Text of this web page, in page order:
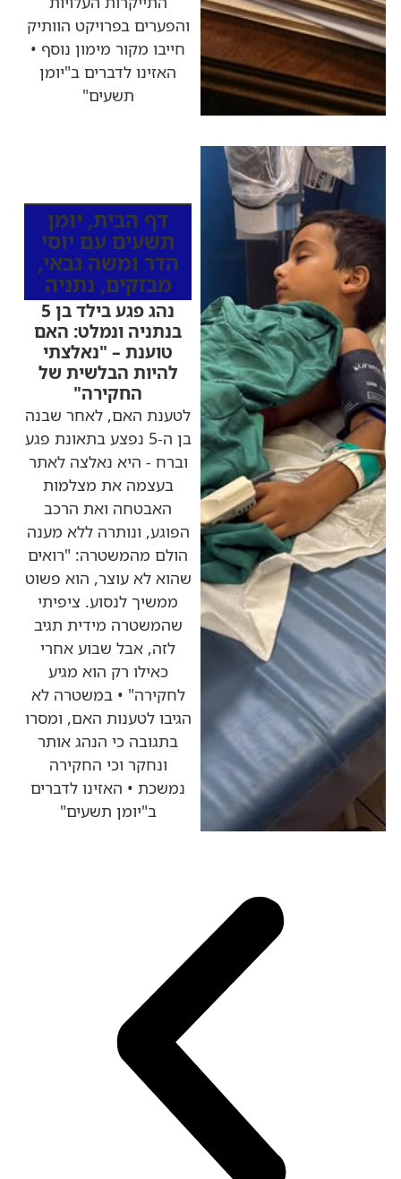
והפערים בפרויקט הוותיק
חייבו מקור מימון נוסף •
האזינו לדברים ב"יומן
תשעים"
דף הבית, יומן
תשעים עם יוסי
הדר ומשה גבאי,
מבזקים, נתניה
נהג פגע בילד בן 5
בנתניה ונמלט: האם
טוענת – "נאלצתי
להיות הבלשית של
החקירה"
לטענת האם, לאחר שבנה
בן ה-5 נפצע בתאונת פגע
וברח - היא נאלצה לאתר
בעצמה את מצלמות
האבטחה ואת הרכב
הפוגע, ונותרה ללא מענה
הולם מהמשטרה: "רואים
שהוא לא עוצר, הוא פשוט
ממשיך לנסוע. ציפיתי
שהמשטרה מידית תגיב
לזה, אבל שבוע אחרי
כאילו רק הוא מגיע
לחקירה" • במשטרה לא
הגיבו לטענות האם, ומסרו
בתגובה כי הנהג אותר
ונחקר וכי החקירה
נמשכת • האזינו לדברים
ב"יומן תשעים"